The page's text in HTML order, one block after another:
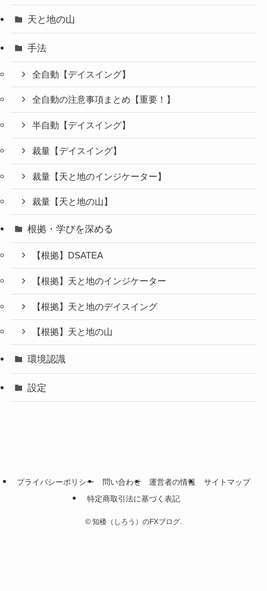
天と地の山
手法
全自動【デイスイング】
全自動の注意事項まとめ【重要！】
半自動【デイスイング】
裁量【デイスイング】
裁量【天と地のインジケーター】
裁量【天と地の山】
根拠・学びを深める
【根拠】DSATEA
【根拠】天と地のインジケーター
【根拠】天と地のデイスイング
【根拠】天と地の山
環境認識
設定
プライバシーポリシー 問い合わせ 運営者の情報
サイトマップ
特定商取引法に基づく表記
© 知楼（しろう）のFXブログ.